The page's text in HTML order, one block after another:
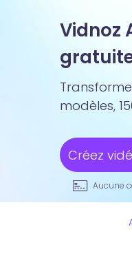
Vidnoz
modèles,
Créez
Aucune